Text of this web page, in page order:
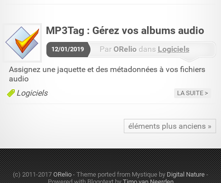
MP3Tag : Gérez vos albums audio
12/01/2019 Par ORelio dans Logiciels
5 commentaires
Assignez une jaquette et des métadonnées à vos fichiers
audio
Logiciels
LA SUITE
éléments plus anciens
(c) 2011-2017ORelio-Theme ported from Mystique byDigital Nature-